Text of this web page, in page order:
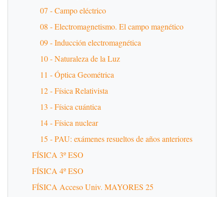
07 - Campo eléctrico
08 - Electromagnetismo. El campo magnético
09 - Inducción electromagnética
10 - Naturaleza de la Luz
11 - Óptica Geométrica
12 - Física Relativista
13 - Física cuántica
14 - Física nuclear
15 - PAU: exámenes resueltos de años anteriores
FÍSICA 3º ESO
FÍSICA 4º ESO
FÍSICA Acceso Univ. MAYORES 25